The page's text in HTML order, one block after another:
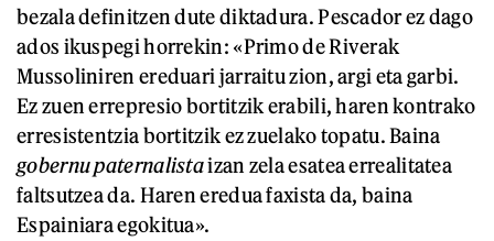
bezala definitzen dute diktadura. Pescador ez dago
ados ikuspegi horrekin: «Primo de Riverak
Mussoliniren ereduari jarraitu zion, argi eta garbi.
Ez zuen errepresio bortitzik erabili, haren kontrako
erresistentzia bortitzik ez zuelako topatu. Baina
gobernu paternalistaizan zela esatea errealitatea
faltsutzea da. Haren eredua faxista da, baina
Espainiara egokitua».